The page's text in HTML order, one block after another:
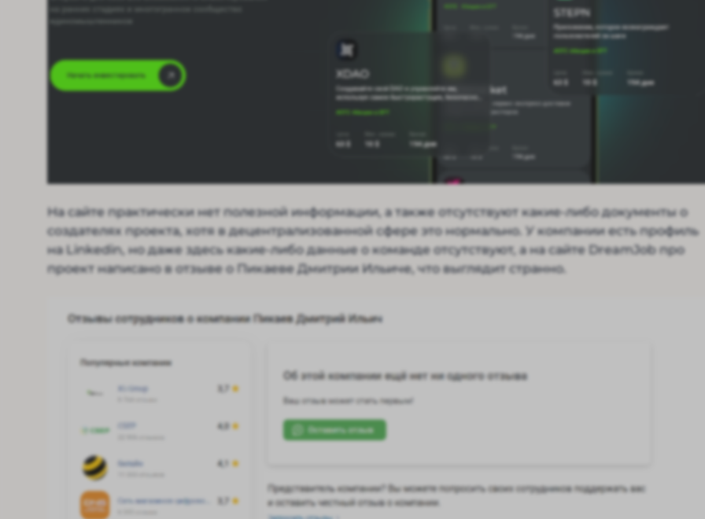
На сайте практически нет полезной информации, а также отсутствуют какие-либо документы о
создателях проекта, хотя в децентрализованной сфере это нормально. У компании есть профиль
на Linkedin, но даже здесь какие-либо данные о команде отсутствуют, а на сайте DreamJob про
проект написано в отзыве о Пикаеве Дмитрии Ильиче, что выглядит странно.